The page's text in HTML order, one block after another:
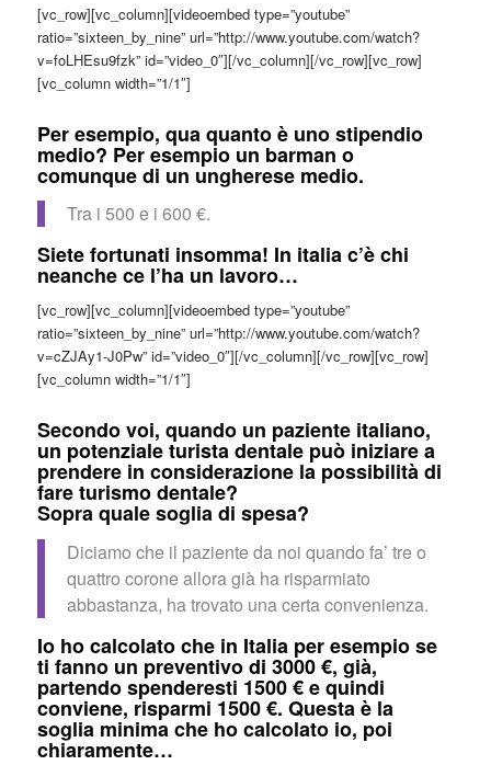
[vc_row][vc_column][videoembed type=”youtube”
ratio=”sixteen_by_nine” url=”http://www.youtube.com/watch?
v=foLHEsu9fzk” id=”video_0″][/vc_column][/vc_row][vc_row]
[vc_column width=”1/1″]
Per esempio, qua quanto è uno stipendio
medio? Per esempio un barman o
comunque di un ungherese medio.
Tra i 500 e i 600 €.
Siete fortunati insomma! In italia c’è chi
neanche ce l’ha un lavoro…
[vc_row][vc_column][videoembed type=”youtube”
ratio=”sixteen_by_nine” url=”http://www.youtube.com/watch?
v=cZJAy1-J0Pw” id=”video_0″][/vc_column][/vc_row][vc_row]
[vc_column width=”1/1″]
Secondo voi, quando un paziente italiano,
un potenziale turista dentale può iniziare a
prendere in considerazione la possibilità di
fare turismo dentale?
Sopra quale soglia di spesa?
Diciamo che il paziente da noi quando fa’ tre o
quattro corone allora già ha risparmiato
abbastanza, ha trovato una certa convenienza.
Io ho calcolato che in Italia per esempio se
ti fanno un preventivo di 3000 €, già,
partendo spenderesti 1500 € e quindi
conviene, risparmi 1500 €. Questa è la
soglia minima che ho calcolato io, poi
chiaramente…